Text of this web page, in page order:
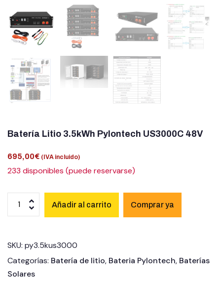
Batería Litio 3.5kWh Pylontech US3000C 48V
695,00€ (IVA incluido)
233 disponibles (puede reservarse)
Añadir al carrito
SKU: py3.5kus3000
Categorías: Batería de litio, Bateria Pylontech, Baterías
Solares